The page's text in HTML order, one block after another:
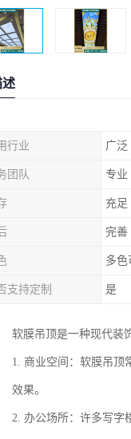
述
行业 广泛
团队 专业
充足
完善
多色
支持定制 是
软膜吊顶是一种现代装
1. 商业空间：软膜吊顶
效果。
2. 办公场所：许多写字